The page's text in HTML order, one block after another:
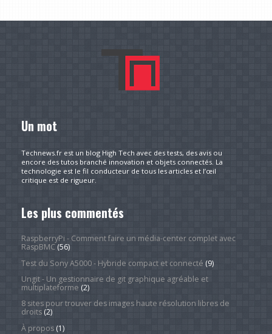
Un mot
Technews.fr est un blog High Tech avec des tests, des avis ou
encore des tutos branché innovation et objets connectés. La
technologie est le fil conducteur de tous les articles et l’œil
critique est de rigueur.
Les plus commentés
RaspberryPi - Comment faire un média-center complet avec
RaspBMC(56)
Test du Sony A5000 - Hybride compact et connecté (9)
Ungit - Un gestionnaire de git graphique agréable et
multiplateforme (2)
8 sites pour trouver des images haute résolution libres de
droits(2)
À propos(1)